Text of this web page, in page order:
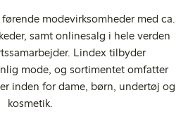
modevirksomheder med ca.
samt onlinesalg i hele verden
Lindex tilbyder
mode, og sortimentet omfatter
inden for dame, børn, undertøj og
kosmetik.